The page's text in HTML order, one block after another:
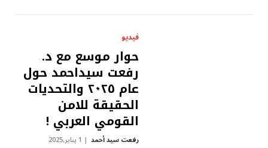
فيديو
حوار موسع مع د.
رفعت سيداحمد حول
عام ٢٠٢٥ والتحديات
الحقيقة للامن
القومي العربي !
رفعت سيد أحمد 1 يناير,2025